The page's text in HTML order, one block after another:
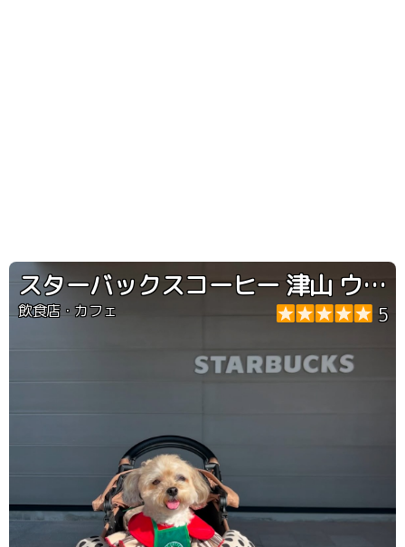
スターバックスコーヒー 津山 ウエストランド店
飲食店・カフェ 5